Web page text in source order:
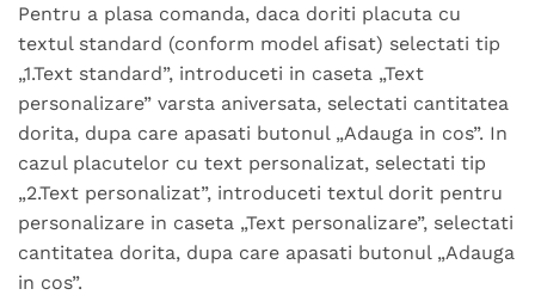
Pentru a plasa comanda, daca doriti placuta cu
textul standard (conform model afisat) selectati tip
„1.Text standard”, introduceti in caseta „Text
personalizare” varsta aniversata, selectati cantitatea
dorita, dupa care apasati butonul „Adauga in cos”. In
cazul placutelor cu text personalizat, selectati tip
„2.Text personalizat”, introduceti textul dorit pentru
personalizare in caseta „Text personalizare”, selectati
cantitatea dorita, dupa care apasati butonul „Adauga
in cos”.